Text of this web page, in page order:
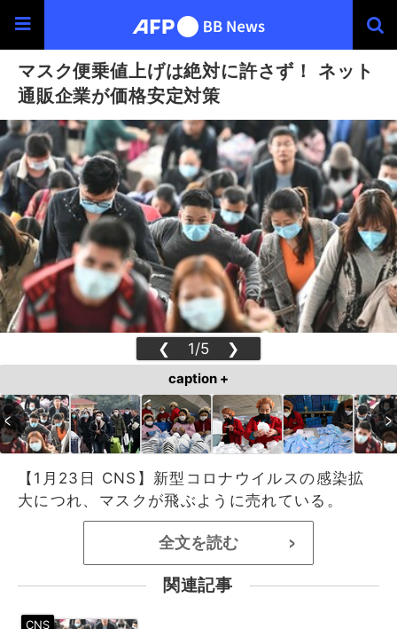
マスク便乗値上げは絶対に許さず！ ネット
通販企業が価格安定対策
❮ 1/5 ❯
caption +
【1月23日 CNS】新型コロナウイルスの感染拡
大につれ、マスクが飛ぶように売れている。
全文を読む >
関連記事